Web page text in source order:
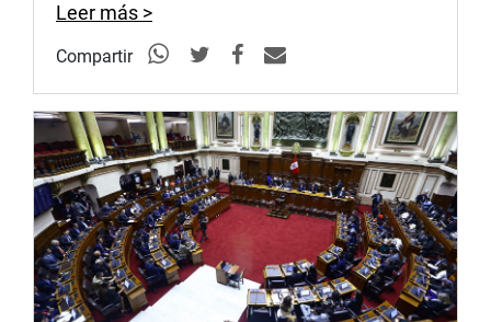
drogas a través de contenedores, violando todas las
normas de seguridad del caso.
trabajo de la comisión, entre ellos el de seguridad
ciudadana y que se invite a los responsables de los
sectores, a los rectores de las universidades (sobre la
posible infiltración de terroristas) y a los responsables del
COEN (Centro de Operación de Emergencia Nacional).
Octavio Salazar reveló que desde el año 2012 no
recibe ninguna respuesta del Ministerio de Educación a
un oficio en el que solicitó sobre la reincorporación de
Leer más >
Compartir